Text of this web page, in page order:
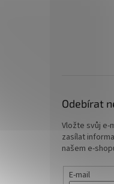
Odebírat
Vložte svůj e-
zasílat
našem e-
E-mail